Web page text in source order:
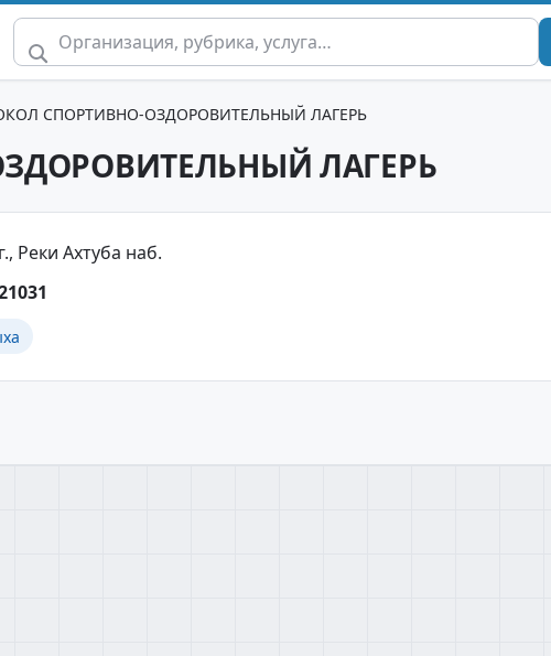
СПОРТИВНО-ОЗДОРОВИТЕЛЬНЫЙ ЛАГЕРЬ
ЛАГЕРЬ
Реки Ахтуба наб.